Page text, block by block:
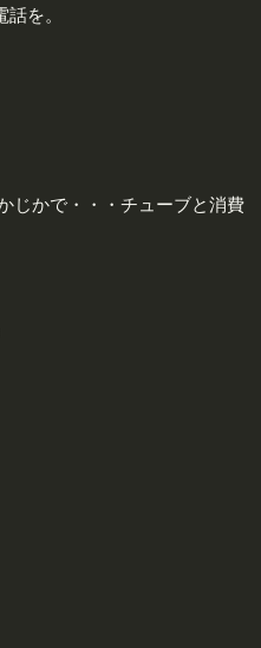
を。
じかで・・・チューブと消費